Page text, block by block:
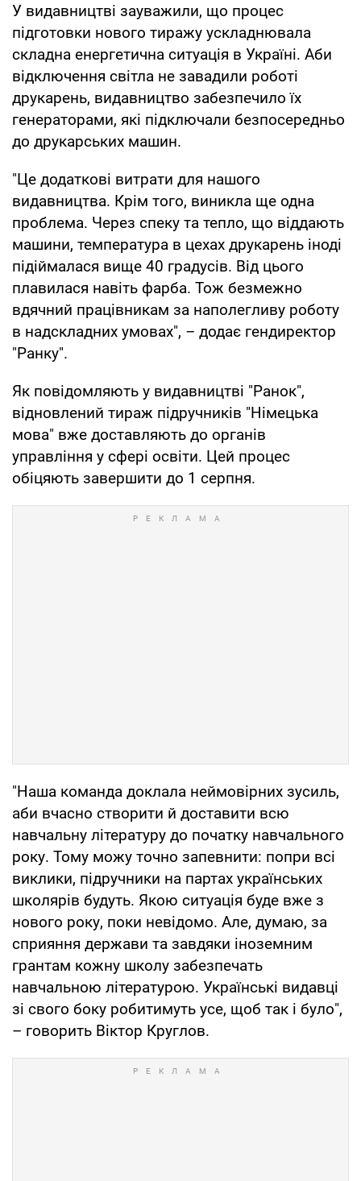
У видавництві зауважили, що процес
підготовки нового тиражу ускладнювала
складна енергетична ситуація в Україні. Аби
відключення світла не завадили роботі
друкарень, видавництво забезпечило їх
генераторами, які підключали безпосередньо
до друкарських машин.
"Це додаткові витрати для нашого
видавництва. Крім того, виникла ще одна
проблема. Через спеку та тепло, що віддають
машини, температура в цехах друкарень іноді
підіймалася вище 40 градусів. Від цього
плавилася навіть фарба. Тож безмежно
вдячний працівникам за наполегливу роботу
в надскладних умовах", – додає гендиректор
"Ранку".
Як повідомляють у видавництві "Ранок",
відновлений тираж підручників "Німецька
мова" вже доставляють до органів
управління у сфері освіти. Цей процес
обіцяють завершити до 1 серпня.
"Наша команда доклала неймовірних зусиль,
аби вчасно створити й доставити всю
навчальну літературу до початку навчального
року. Тому можу точно запевнити: попри всі
виклики, підручники на партах українських
школярів будуть. Якою ситуація буде вже з
нового року, поки невідомо. Але, думаю, за
сприяння держави та завдяки іноземним
грантам кожну школу забезпечать
навчальною літературою. Українські видавці
зі свого боку робитимуть усе, щоб так і було",
– говорить Віктор Круглов.